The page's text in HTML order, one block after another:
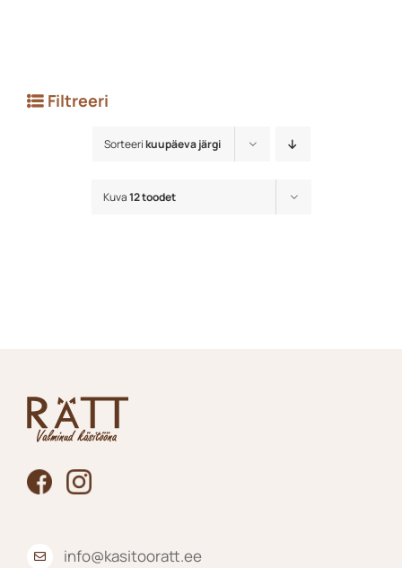
Filtreeri
Sorteerikuupäeva järgi
Kuva12 toodet
info@kasitooratt.ee